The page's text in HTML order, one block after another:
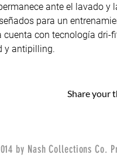
ante el lavado y
para un
cuenta con tecnología dri-
y antipilling.
Share your
by Nash Collections Co.